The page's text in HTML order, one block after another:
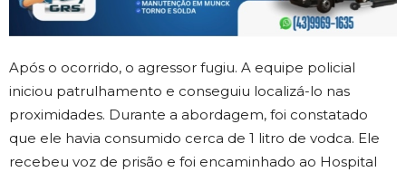
Após o ocorrido, o agressor fugiu. A equipe policial
iniciou patrulhamento e conseguiu localizá-lo nas
proximidades. Durante a abordagem, foi constatado
que ele havia consumido cerca de 1 litro de vodca. Ele
recebeu voz de prisão e foi encaminhado ao Hospital